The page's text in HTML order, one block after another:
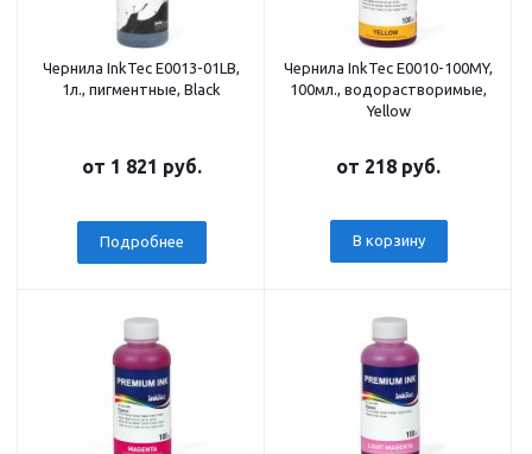
Чернила InkTec E0013-01LB,
1л., пигментные, Black
от 1 821 руб.
Подробнее
Чернила InkTec E0010-100MY,
100мл., водорастворимые,
Yellow
от 218 руб.
В корзину